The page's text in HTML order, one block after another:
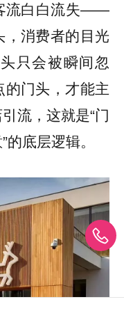
流白白流失——
，消费者的目光
只会被瞬间忽
的门头，才能主
流，这就是“门
底层逻辑。